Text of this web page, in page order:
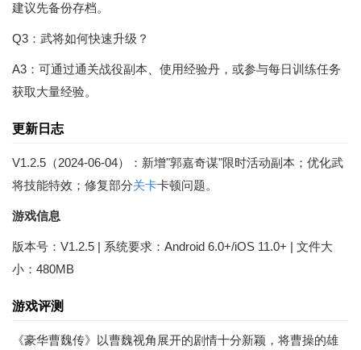
建议先备份存档。
Q3：武将如何快速升级？
A3：可通过通关战役副本、使用经验丹，或参与每日训练任务
获取大量经验。
更新日志
V1.2.5（2024-06-04）：新增"郭嘉奇谋"限时活动副本；优化武
将技能特效；修复部分关卡卡顿问题。
游戏信息
版本号：V1.2.5 | 系统要求：Android 6.0+/iOS 11.0+ | 文件大
小：480MB
游戏评测
《豪华曹魏传》以曹魏视角展开的剧情十分新颖，将曹操的雄